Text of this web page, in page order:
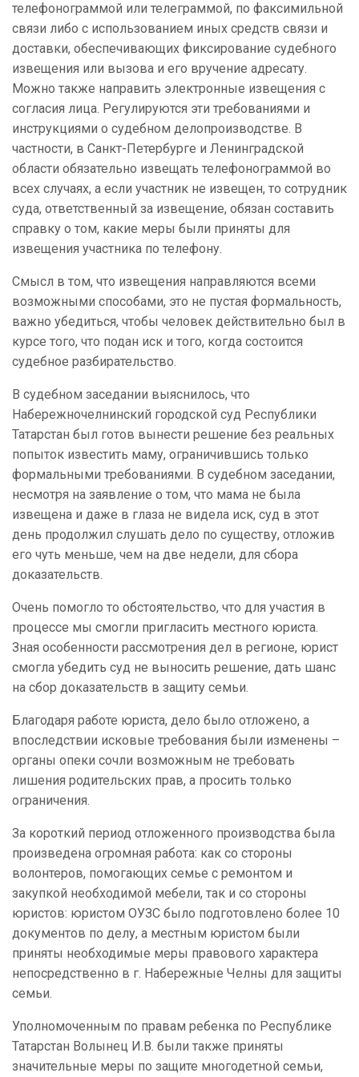
телефонограммой или телеграммой, по факсимильной
связи либо с использованием иных средств связи и
доставки, обеспечивающих фиксирование судебного
извещения или вызова и его вручение адресату.
Можно также направить электронные извещения с
согласия лица. Регулируются эти требованиями и
инструкциями о судебном делопроизводстве. В
частности, в Санкт-Петербурге и Ленинградской
области обязательно извещать телефонограммой во
всех случаях, а если участник не извещен, то сотрудник
суда, ответственный за извещение, обязан составить
справку о том, какие меры были приняты для
извещения участника по телефону.
Смысл в том, что извещения направляются всеми
возможными способами, это не пустая формальность,
важно убедиться, чтобы человек действительно был в
курсе того, что подан иск и того, когда состоится
судебное разбирательство.
В судебном заседании выяснилось, что
Набережночелнинский городской суд Республики
Татарстан был готов вынести решение без реальных
попыток известить маму, ограничившись только
формальными требованиями. В судебном заседании,
несмотря на заявление о том, что мама не была
извещена и даже в глаза не видела иск, суд в этот
день продолжил слушать дело по существу, отложив
его чуть меньше, чем на две недели, для сбора
доказательств.
Очень помогло то обстоятельство, что для участия в
процессе мы смогли пригласить местного юриста.
Зная особенности рассмотрения дел в регионе, юрист
смогла убедить суд не выносить решение, дать шанс
на сбор доказательств в защиту семьи.
Благодаря работе юриста, дело было отложено, а
впоследствии исковые требования были изменены –
органы опеки сочли возможным не требовать
лишения родительских прав, а просить только
ограничения.
За короткий период отложенного производства была
произведена огромная работа: как со стороны
волонтеров, помогающих семье с ремонтом и
закупкой необходимой мебели, так и со стороны
юристов: юристом ОУЗС было подготовлено более 10
документов по делу, а местным юристом были
приняты необходимые меры правового характера
непосредственно в г. Набережные Челны для защиты
семьи.
Уполномоченным по правам ребенка по Республике
Татарстан Волынец И.В. были также приняты
значительные меры по защите многодетной семьи,